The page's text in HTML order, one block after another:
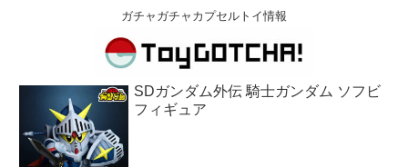
ガチャガチャカプセルトイ情報
SDガンダム外伝 騎士ガンダム ソフビ
フィギュア